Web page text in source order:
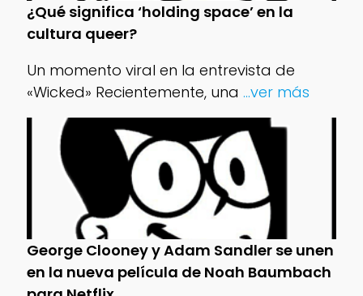
¿Qué significa ‘holding space’ en la
cultura queer?
Un momento viral en la entrevista de
«Wicked» Recientemente, una ...ver más
George Clooney y Adam Sandler se unen
en la nueva película de Noah Baumbach